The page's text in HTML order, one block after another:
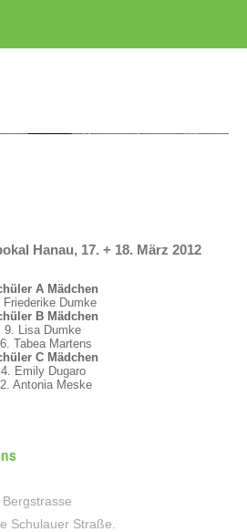
Hanau, 17. + 18. März 2012
A Mädchen
Friederike Dumke
B Mädchen
9. Lisa Dumke
Tabea Martens
C Mädchen
4. Emily Dugaro
Antonia Meske
Schulauer Straße.